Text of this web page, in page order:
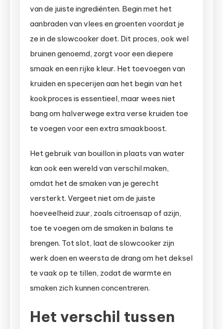
van de juiste ingrediënten. Begin met het
aanbraden van vlees en groenten voordat je
ze in de slowcooker doet. Dit proces, ook wel
bruinen genoemd, zorgt voor een diepere
smaak en een rijke kleur. Het toevoegen van
kruiden en specerijen aan het begin van het
kookproces is essentieel, maar wees niet
bang om halverwege extra verse kruiden toe
te voegen voor een extra smaakboost.
Het gebruik van bouillon in plaats van water
kan ook een wereld van verschil maken,
omdat het de smaken van je gerecht
versterkt. Vergeet niet om de juiste
hoeveelheid zuur, zoals citroensap of azijn,
toe te voegen om de smaken in balans te
brengen. Tot slot, laat de slowcooker zijn
werk doen en weersta de drang om het deksel
te vaak op te tillen, zodat de warmte en
smaken zich kunnen concentreren.
Het verschil tussen